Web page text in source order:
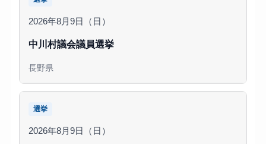
2026年8月9日（日）
中川村議会議員選挙
長野県
選挙
2026年8月9日（日）